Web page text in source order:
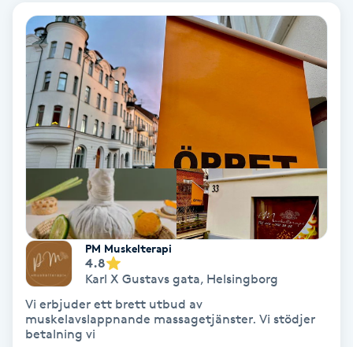
Lashlift Keratin
LED-ljusterapi
Liktornar
LPG
LPG-behandling
LPG-massage
Luggklippning
PM Muskelterapi
4.8
Karl X Gustavs gata, Helsingborg
Vi erbjuder ett brett utbud av
muskelavslappnande massagetjänster. Vi stödjer
betalning vi